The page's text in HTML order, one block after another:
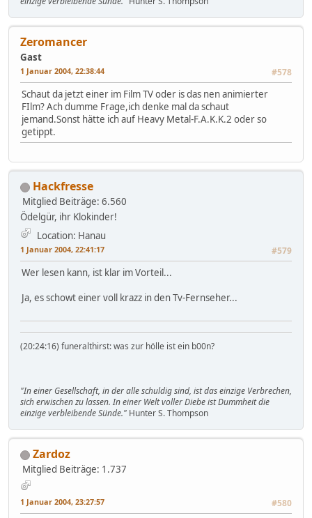
Zeromancer
Gast
1 Januar 2004, 22:38:44 #578
Schaut da jetzt einer im Film TV oder is das nen animierter
FIlm? Ach dumme Frage,ich denke mal da schaut
jemand.Sonst hätte ich auf Heavy Metal-F.A.K.K.2 oder so
getippt.
Hackfresse
Mitglied Beiträge: 6.560
Ödelgür, ihr Klokinder!
Location: Hanau
1 Januar 2004, 22:41:17 #579
Wer lesen kann, ist klar im Vorteil...
Ja, es schowt einer voll krazz in den Tv-Fernseher...
(20:24:16) funeralthirst: was zur hölle ist ein b00n?
"In einer Gesellschaft, in der alle schuldig sind, ist das einzige Verbrechen,
sich erwischen zu lassen. In einer Welt voller Diebe ist Dummheit die
einzige verbleibende Sünde." Hunter S. Thompson
Zardoz
Mitglied Beiträge: 1.737
1 Januar 2004, 23:27:57 #580